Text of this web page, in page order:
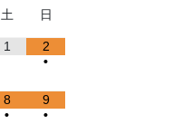
土 日
1
2
•
8
•
9
•